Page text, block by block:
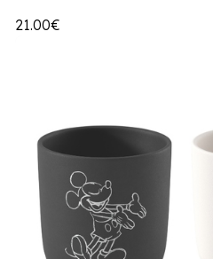
21.00€